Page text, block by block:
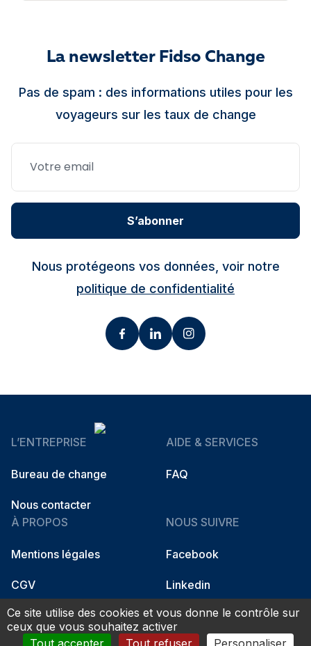
La newsletter Fidso Change
Pas de spam : des informations utiles pour les
voyageurs sur les taux de change
S’abonner
Nous protégeons vos données, voir notre
politique de confidentialité
L’ENTREPRISE
Bureau de change
Nous contacter
AIDE & SERVICES
FAQ
À PROPOS
Mentions légales
CGV
NOUS SUIVRE
Facebook
Linkedin
Instagram
Ce site utilise des cookies et vous donne le contrôle sur
ceux que vous souhaitez activer
Tout accepter
Tout refuser Personnaliser